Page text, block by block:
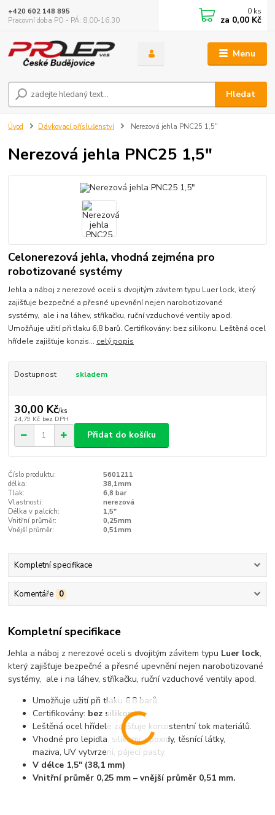
Menu
Hledat
+420 602 148 895
Pracovní doba PO - PÁ: 8,00-16,30
0 ks
za 0,00 Kč
Úvod Dávkovací příslušenství Nerezová jehla PNC25 1,5"
Nerezová jehla PNC25 1,5"
Celonerezová jehla, vhodná zejména pro
robotizované systémy
Jehla a náboj z nerezové oceli s dvojitým závitem typu Luer lock, který
zajišťuje bezpečné a přesné upevnění nejen narobotizované
systémy, ale i na láhev, stříkačku, ruční vzduchové ventily apod.
Umožňuje užití při tlaku 6,8 barů. Certifikovány: bez silikonu. Leštěná ocel
hřídele zajišťuje konzis... celý popis
Dostupnost skladem
30,00 Kč/ks
24,79 Kč bez DPH
Přidat do košíku
Číslo produktu:
5601211
délka:
38,1mm
Tlak:
6,8 bar
Vlastnosti:
nerezová
Délka v palcích:
1,5"
Vnitřní průměr:
0,25mm
Vnější průměr:
0,51mm
Kompletní specifikace
Komentáře 0
Kompletní specifikace
Jehla a náboj z nerezové oceli s dvojitým závitem typu Luer lock,
který zajišťuje bezpečné a přesné upevnění nejen narobotizované
systémy, ale i na láhev, stříkačku, ruční vzduchové ventily apod.
Umožňuje užití při tlaku 6,8 barů.
Certifikovány: bez silikonu.
Leštěná ocel hřídele zajišťuje konzistentní tok materiálů.
Vhodné pro lepidla, silikony, epoxidy, těsnící látky,
maziva, UV vytvrzení, pájecí pasty.
V délce 1,5" (38,1 mm)
Vnitřní průměr 0,25 mm – vnější průměr 0,51 mm.